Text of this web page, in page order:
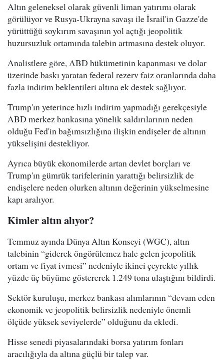
Altın geleneksel olarak güvenli liman yatırımı olarak
görülüyor ve Rusya-Ukrayna savaşı ile İsrail'in Gazze'de
yürüttüğü soykırım savaşının yol açtığı jeopolitik
huzursuzluk ortamında talebin artmasına destek oluyor.
Analistlere göre, ABD hükümetinin kapanması ve dolar
üzerinde baskı yaratan federal rezerv faiz oranlarında daha
fazla indirim beklentileri altına ek destek sağlıyor.
Trump'ın yeterince hızlı indirim yapmadığı gerekçesiyle
ABD merkez bankasına yönelik saldırılarının neden
olduğu Fed'in bağımsızlığına ilişkin endişeler de altının
yükselişini destekliyor.
Ayrıca büyük ekonomilerde artan devlet borçları ve
Trump'ın gümrük tarifelerinin yarattığı belirsizlik de
endişelere neden olurken altının değerinin yükselmesine
kapı aralıyor.
Kimler altın alıyor?
Temmuz ayında Dünya Altın Konseyi (WGC), altın
talebinin “giderek öngörülemez hale gelen jeopolitik
ortam ve fiyat ivmesi” nedeniyle ikinci çeyrekte yıllık
yüzde üç büyüme göstererek 1.249 tona ulaştığını bildirdi.
Sektör kuruluşu, merkez bankası alımlarının “devam eden
ekonomik ve jeopolitik belirsizlik nedeniyle önemli
ölçüde yüksek seviyelerde” olduğunu da ekledi.
Hisse senedi piyasalarındaki borsa yatırım fonları
aracılığıyla da altına güçlü bir talep var.